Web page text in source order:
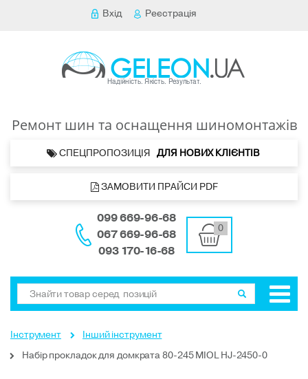
Вхід Реєстрація
Ремонт шин та оснащення шиномонтажів
СПЕЦПРОПОЗИЦІЯ ДЛЯ НОВИХ КЛІЄНТІВ
ЗАМОВИТИ ПРАЙСИ PDF
099 669-96-68
067 669-96-68
093 170-16-68
0
Інструмент
Інший інструмент
Набір прокладок для домкрата 80-245 MIOL HJ-2450-0